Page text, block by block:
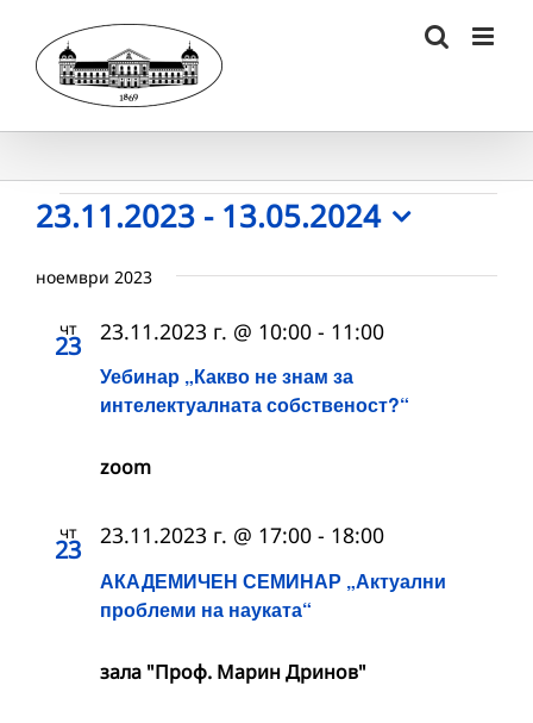
content
Събития
23.11.2023 - 13.05.2024
date.
ноември 2023
чт
23
Уебинар „Какво не знам за
интелектуалната собственост?“
23.11.2023 г. @ 10:00 - 11:00
zoom
чт
23
АКАДЕМИЧЕН СЕМИНАР „Актуални
проблеми на науката“
23.11.2023 г. @ 17:00 - 18:00
зала "Проф. Марин Дринов"